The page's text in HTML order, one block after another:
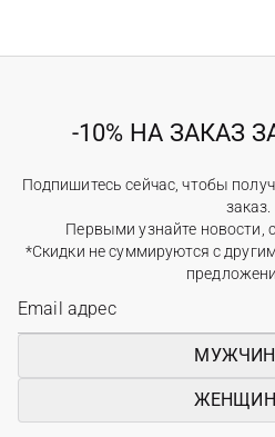
-10% НА ЗАКАЗ
Подпишитесь сейчас, чтобы
заказ.
Первыми узнайте новости,
*Скидки не суммируются с